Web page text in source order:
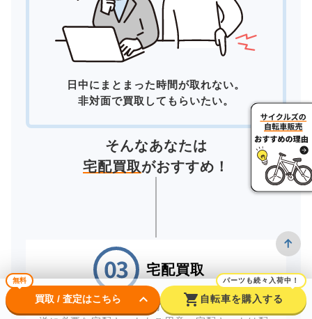
日中にまとまった時間が取れない。
非対面で買取してもらいたい。
そんなあなたは
宅配買取がおすすめ！
宅配買取
自宅にいながら買取が完了する「宅配買取」。配
無料
買取 / 査定はこちら keyboard_arrow_down shopping_cart
パーツも続々入荷中！
自転車を購入する